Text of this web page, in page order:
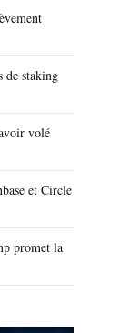
de staking
volé
et Circle
promet la